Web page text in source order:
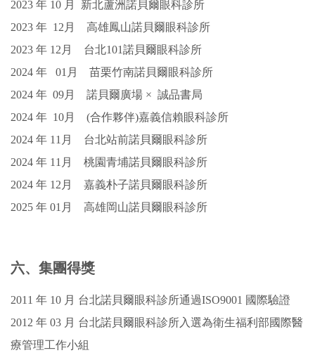
2023 年 10 月
新北蘆洲諾貝爾眼科診所
2023 年 12月 高雄鳳山諾貝爾眼科診所
2023 年 12月 台北101諾貝爾眼科診所
2024 年 01月 苗栗竹南諾貝爾眼科診所
2024 年 09月 諾貝爾廣場 × 誠品書局
2024 年 10月 (合作夥伴)嘉義信賴眼科診所
2024 年 11月 台北站前諾貝爾眼科診所
2024 年 11月 桃園青埔諾貝爾眼科診所
2024 年 12月 嘉義朴子諾貝爾眼科診所
2025 年 01月
高雄岡山諾貝爾眼科診所
六、集團得獎
2011 年 10 月 台北諾貝爾眼科診所通過ISO9001 國際驗證
2012 年 03 月 台北諾貝爾眼科診所入選為衛生福利部國際醫
療管理工作小組